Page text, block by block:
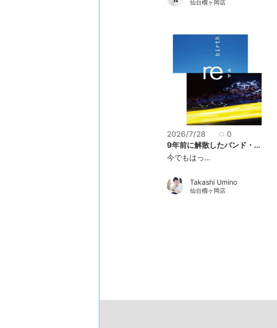
仙台榴ヶ岡店
2026/7/28
0
9年前に解散したバンド・...
今でもはっ...
Takashi Umino
仙台榴ヶ岡店